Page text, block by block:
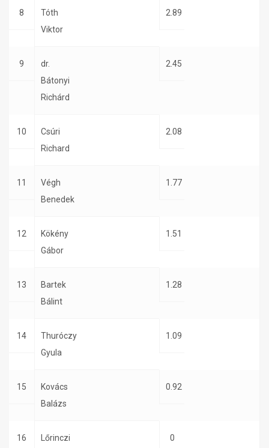
8
Tóth
Viktor
2.89
9
dr.
Bátonyi
Richárd
2.45
10
Csúri
Richard
2.08
11
Végh
Benedek
1.77
12
Kökény
Gábor
1.51
13
Bartek
Bálint
1.28
14
Thuróczy
Gyula
1.09
15
Kovács
Balázs
0.92
16
Lőrinczi
0